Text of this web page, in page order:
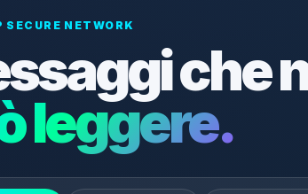
NETWORK
che
leggere.